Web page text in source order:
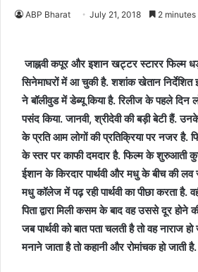
ABP Bharat July 21, 2018 2 minutes
जाह्नवी कपूर और इशान खट्टर स्टारर फिल्म
सिनेमाघरों में आ चुकी है. शशांक खेतान निर्देशित
ने बॉलीवुड में डेब्यू किया है. रिलीज के पहले दिन
पसंद किया. जानवी, श्रीदेवी की बड़ी बेटी हैं.
के प्रति आम लोगों की प्रतिक्रिया पर नजर है.
के स्तर पर काफी दमदार है. फिल्म के शुरुआती
ईशान के किरदार पार्थवी और मधु के बीच की लव
मधु कॉलेज में पढ़ रही पार्थवी का पीछा करता है.
पिता द्वारा मिली कसम के बाद वह उससे दूर
जब पार्थवी को बात पता चलती है तो वह नाराज
मनाने जाता है तो कहानी और रोमांचक हो जाती है.